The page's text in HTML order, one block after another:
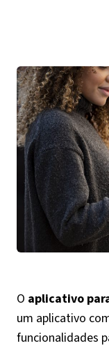
O aplicativo
um aplicativo
funcionalidades